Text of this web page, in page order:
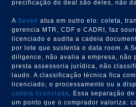
precificação do deal são deles, não
A Seven atua em outro elo: coleta,
gerencia MTR, CDF e CADRI, faz
licenciado e audita a cadeia
por lote que sustenta o data room. A
diligence, não avalia a empresa, não
presta assessoria jurídica, não
laudo. A classificação técnica fica
licenciado; o processamento ou a
cadeia licenciada
. Essa separação
um ponto que o comprador valoriza: